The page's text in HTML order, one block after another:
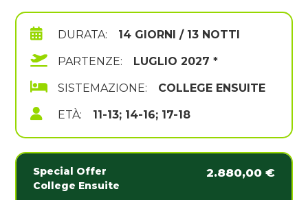
DURATA: 14 GIORNI / 13 NOTTI
PARTENZE: LUGLIO 2027 *
SISTEMAZIONE: COLLEGE ENSUITE
ETÀ: 11-13; 14-16; 17-18
Special Offer
College Ensuite
2.880,00 €